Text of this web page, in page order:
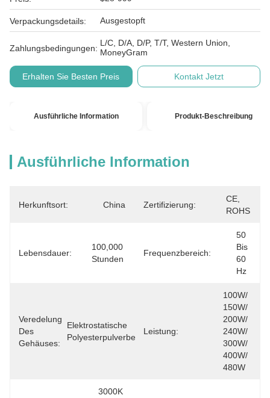
Verpackungsdetails: Ausgestopft
Zahlungsbedingungen:
L/C, D/A, D/P, T/T, Western Union,
MoneyGram
Erhalten Sie Besten Preis Kontakt Jetzt
Ausführliche Information Produkt-Beschreibung
Ausführliche Information
Herkunftsort: China Zertifizierung:
CE,
ROHS
Lebensdauer:
100,000
Stunden
Frequenzbereich:
50
Bis
60
Hz
Veredelung
Des
Gehäuses:
Elektrostatische
Polyesterpulverbeschichtung
Leistung:
100W/
150W/
200W/
240W/
300W/
400W/
480W
3000K